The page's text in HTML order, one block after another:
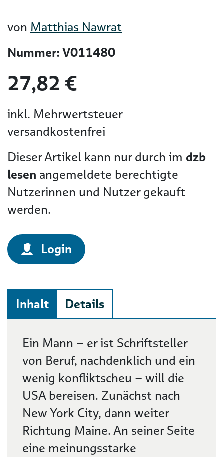
von Matthias Nawrat
Nummer: V011480
27,82 €
inkl. Mehrwertsteuer
versandkostenfrei
Dieser Artikel kann nur durch im dzb
lesen angemeldete berechtigte
Nutzerinnen und Nutzer gekauft
werden.
Login
Inhalt Details
Beschreibung
Ein Mann – er ist Schriftsteller
von Beruf, nachdenklich und ein
wenig konfliktscheu – will die
USA bereisen. Zunächst nach
New York City, dann weiter
Richtung Maine. An seiner Seite
eine meinungsstarke